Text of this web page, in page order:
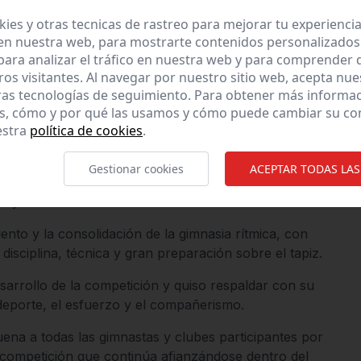
Viagas acoge
escenario este sábado de la celebración del III
que ha reunido a gimnastas y clubes en una
el excelente ambiente de convivencia.
y la consolidación de la gimnasia rítmica, con
técnica y gran preparación sobre el tapiz.
de la competición y quiso respaldar con su
el esfuerzo y el compañerismo.
a todas las gimnastas y clubes participantes por
que continúa afianzándose dentro del
y otras tecnicas de rastreo para mejorar tu
nuestra web, para mostrarte contenidos
analizar el tráfico en nuestra web y para comprender
visitantes. Al navegar por nuestro sitio web, acepta
tecnologías de seguimiento. Para obtener más
cómo y por qué las usamos y cómo puede cambiar su
política de cookies.
Gestionar cookies ACEPTAR TODAS